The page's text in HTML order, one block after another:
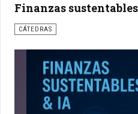
Finanzas
CÁTEDRAS